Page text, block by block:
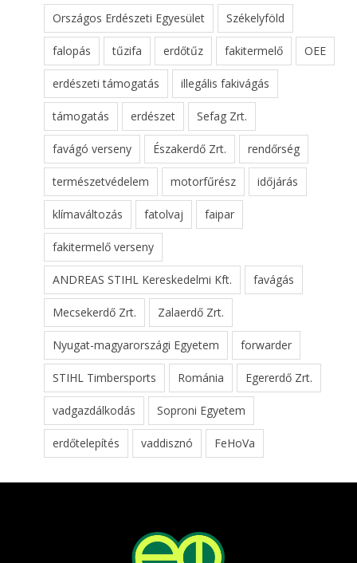
Országos Erdészeti Egyesület Székelyföld
falopás tűzifa erdőtűz fakitermelő OEE
erdészeti támogatás illegális fakivágás
támogatás erdészet Sefag Zrt.
favágó verseny Északerdő Zrt. rendőrség
természetvédelem motorfűrész időjárás
klímaváltozás fatolvaj faipar
fakitermelő verseny
ANDREAS STIHL Kereskedelmi Kft. favágás
Mecsekerdő Zrt. Zalaerdő Zrt.
Nyugat-magyarországi Egyetem forwarder
STIHL Timbersports Románia Egererdő Zrt.
vadgazdálkodás Soproni Egyetem
erdőtelepítés vaddisznó FeHoVa